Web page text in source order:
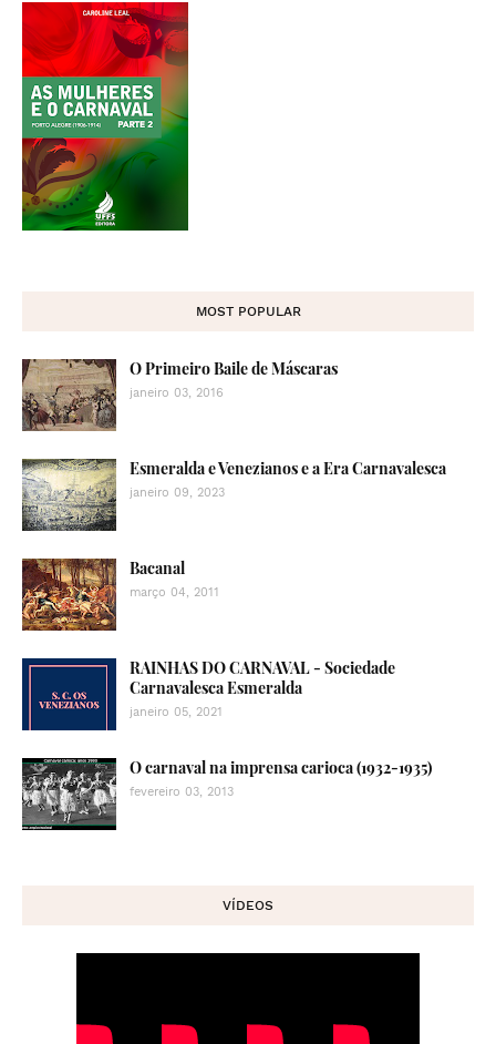
MOST POPULAR
O Primeiro Baile de Máscaras
janeiro 03, 2016
Esmeralda e Venezianos e a Era Carnavalesca
janeiro 09, 2023
Bacanal
março 04, 2011
RAINHAS DO CARNAVAL - Sociedade
Carnavalesca Esmeralda
janeiro 05, 2021
O carnaval na imprensa carioca (1932-1935)
fevereiro 03, 2013
VÍDEOS